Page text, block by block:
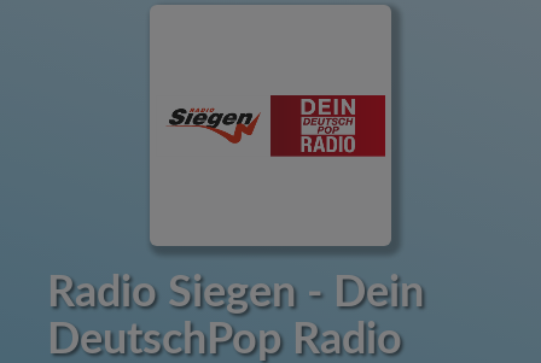
Radio Siegen - Dein
DeutschPop Radio